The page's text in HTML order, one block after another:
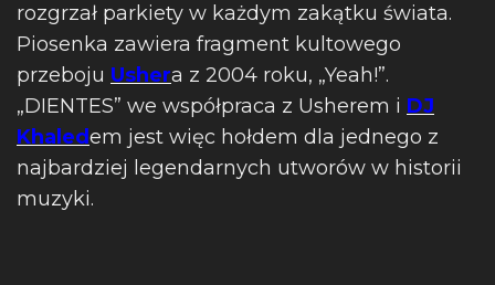
rozgrzał parkiety w każdym zakątku świata.
Piosenka zawiera fragment kultowego
przeboju Ushera z 2004 roku, „Yeah!”.
„DIENTES” we współpraca z Usherem i DJ
Khaledem jest więc hołdem dla jednego z
najbardziej legendarnych utworów w historii
muzyki.